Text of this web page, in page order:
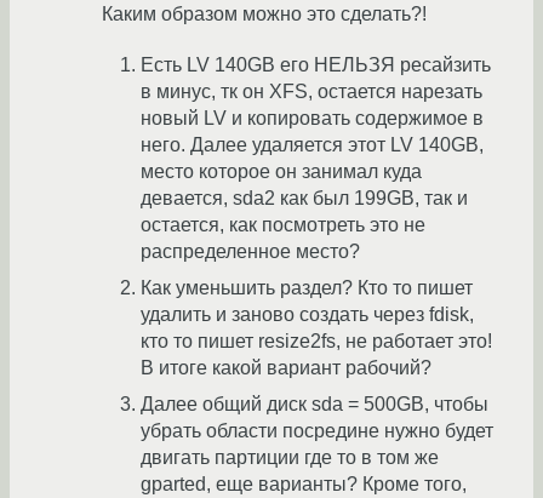
Каким образом можно это сделать?!
Есть LV 140GB его НЕЛЬЗЯ ресайзить
в минус, тк он XFS, остается нарезать
новый LV и копировать содержимое в
него. Далее удаляется этот LV 140GB,
место которое он занимал куда
девается, sda2 как был 199GB, так и
остается, как посмотреть это не
распределенное место?
Как уменьшить раздел? Кто то пишет
удалить и заново создать через fdisk,
кто то пишет resize2fs, не работает это!
В итоге какой вариант рабочий?
Далее общий диск sda = 500GB, чтобы
убрать области посредине нужно будет
двигать партиции где то в том же
gparted, еще варианты? Кроме того,